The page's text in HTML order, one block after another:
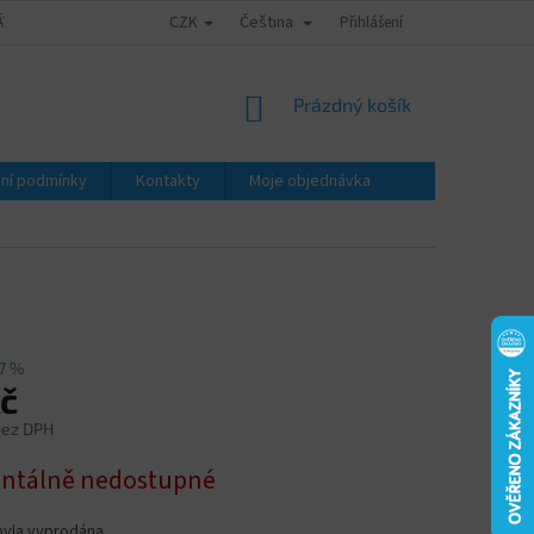
- ZNALECKÉ POSUDKY OBCHODNÍ PODMÍNKY
CZK Čeština Přihlášení
NÁKUPNÍ
Prázdný košík
podmínky Kontakty
Moje objednávka
%
DPH
nedostupné